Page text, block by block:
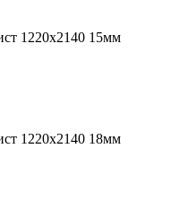
1220х2140 15мм
1220х2140 18мм